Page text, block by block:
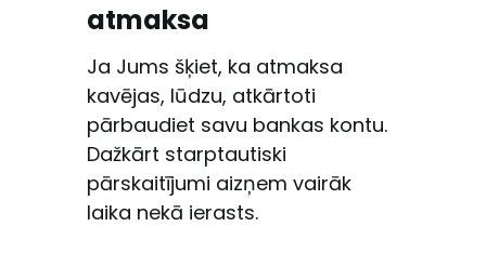
atmaksa
Ja Jums šķiet, ka atmaksa
kavējas, lūdzu, atkārtoti
pārbaudiet savu bankas kontu.
Dažkārt starptautiski
pārskaitījumi aizņem vairāk
laika nekā ierasts.